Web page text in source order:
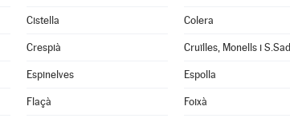
Cistella Colera
Crespià
Espinelves Espolla
Flaçà Foixà